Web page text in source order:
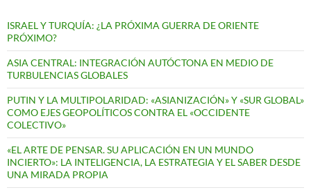
ISRAEL Y TURQUÍA: ¿LA PRÓXIMA GUERRA DE ORIENTE
PRÓXIMO?
ASIA CENTRAL: INTEGRACIÓN AUTÓCTONA EN MEDIO DE
TURBULENCIAS GLOBALES
PUTIN Y LA MULTIPOLARIDAD: «ASIANIZACIÓN» Y «SUR GLOBAL»
COMO EJES GEOPOLÍTICOS CONTRA EL «OCCIDENTE
COLECTIVO»
«EL ARTE DE PENSAR. SU APLICACIÓN EN UN MUNDO
INCIERTO»: LA INTELIGENCIA, LA ESTRATEGIA Y EL SABER DESDE
UNA MIRADA PROPIA